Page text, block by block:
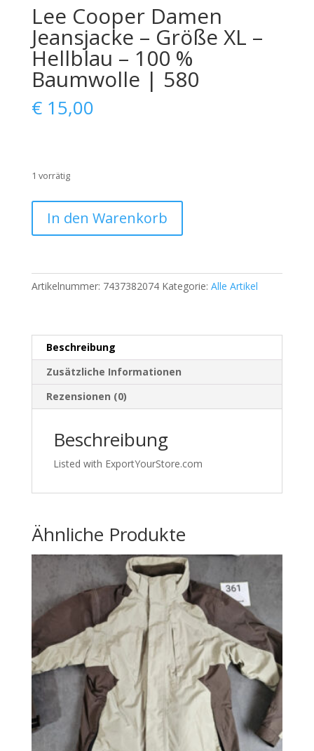
Lee Cooper Damen
Jeansjacke – Größe XL –
Hellblau – 100 %
Baumwolle | 580
€15,00
1 vorrätig
Cooper
Damen
–
Größe
Hellblau
100
%
Baumwolle
Menge
In den Warenkorb
Artikelnummer: 7437382074 Kategorie: Alle Artikel
Beschreibung
Zusätzliche Informationen
Rezensionen (0)
Beschreibung
Listed with ExportYourStore.com
Ähnliche Produkte